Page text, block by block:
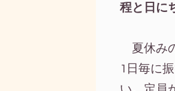
程と日に
夏休み
1日毎に